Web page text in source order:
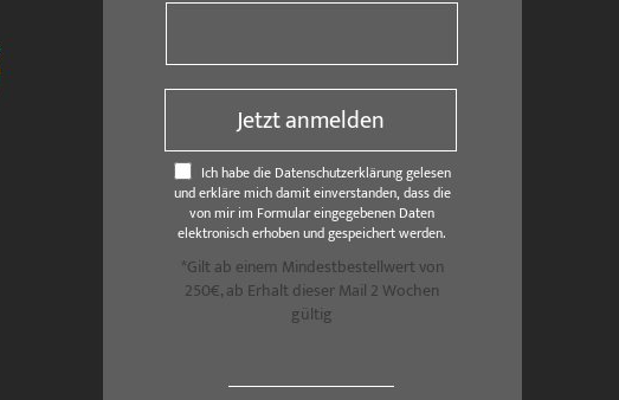
Jetzt anmelden
Ich habe die Datenschutzerklärung gelesen
und erkläre mich damit einverstanden, dass die
von mir im Formular eingegebenen Daten
elektronisch erhoben und gespeichert werden.
*Gilt ab einem Mindestbestellwert von
250€, ab Erhalt dieser Mail 2 Wochen
gültig